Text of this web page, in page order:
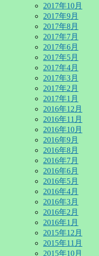
2017年10月
2017年9月
2017年8月
2017年7月
2017年6月
2017年5月
2017年4月
2017年3月
2017年2月
2017年1月
2016年12月
2016年11月
2016年10月
2016年9月
2016年8月
2016年7月
2016年6月
2016年5月
2016年4月
2016年3月
2016年2月
2016年1月
2015年12月
2015年11月
2015年10月